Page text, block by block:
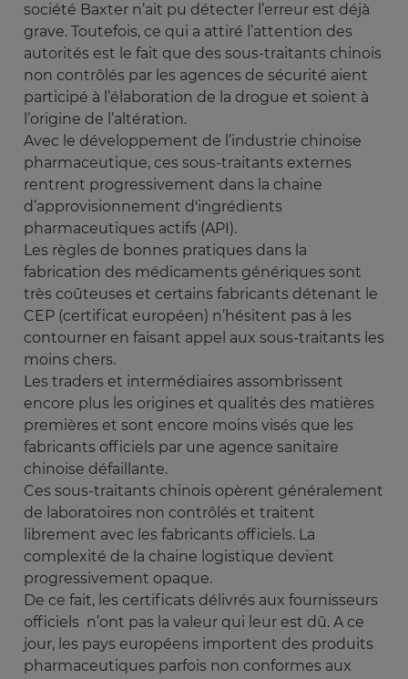
société Baxter n’ait pu détecter l’erreur est déjà
grave. Toutefois, ce qui a attiré l’attention des
autorités est le fait que des sous-traitants chinois
non contrôlés par les agences de sécurité aient
participé à l’élaboration de la drogue et soient à
l’origine de l’altération.
Avec le développement de l’industrie chinoise
pharmaceutique, ces sous-traitants externes
rentrent progressivement dans la chaine
d’approvisionnement d'ingrédients
pharmaceutiques actifs (API).
Les règles de bonnes pratiques dans la
fabrication des médicaments génériques sont
très coûteuses et certains fabricants détenant le
CEP (certificat européen) n’hésitent pas à les
contourner en faisant appel aux sous-traitants les
moins chers.
Les traders et intermédiaires assombrissent
encore plus les origines et qualités des matières
premières et sont encore moins visés que les
fabricants officiels par une agence sanitaire
chinoise défaillante.
Ces sous-traitants chinois opèrent généralement
de laboratoires non contrôlés et traitent
librement avec les fabricants officiels. La
complexité de la chaine logistique devient
progressivement opaque.
De ce fait, les certificats délivrés aux fournisseurs
officiels n’ont pas la valeur qui leur est dû. A ce
jour, les pays européens importent des produits
pharmaceutiques parfois non conformes aux